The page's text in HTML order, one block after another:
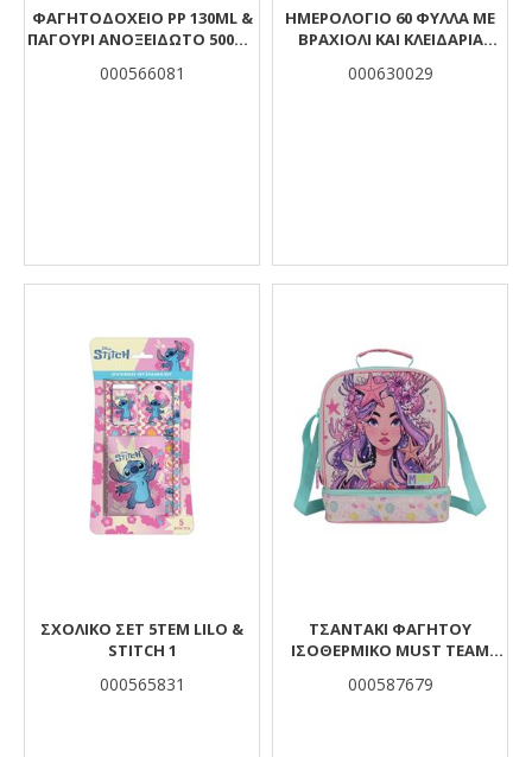
ΦΑΓΗΤΟΔΟΧΕΙΟ PP 130ML &
ΠΑΓΟΥΡΙ ΑΝΟΞΕΙΔΩΤΟ 500ML
000566081
ΗΜΕΡΟΛΌΓΙΟ 60 ΦΎΛΛΑ ΜΕ
ΒΡΑΧΙΌΛΙ ΚΑΙ ΚΛΕΙΔΑΡΙΆ
000630029
ΣΧΟΛΙΚΟ ΣΕΤ 5ΤΕΜ LILO &
STITCH 1
000565831
ΤΣΑΝΤΆΚΙ ΦΑΓΗΤΟΎ
ΙΣΟΘΕΡΜΙΚΌ MUST TEAM
STARFISH 2 ΘΉΚΕΣ
000587679